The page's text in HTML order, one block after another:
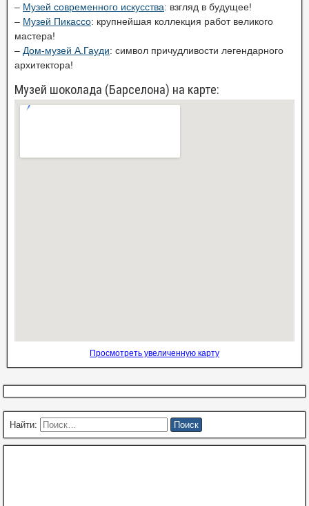
– Музей современного искусства: взгляд в будущее!
– Музей Пикассо: крупнейшая коллекция работ великого
мастера!
– Дом-музей А.Гауди: символ причудливости легендарного
архитектора!
Музей шоколада (Барселона) на карте:
Просмотреть увеличенную карту
Найти: